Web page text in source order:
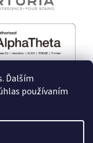
Ďalším
používaním